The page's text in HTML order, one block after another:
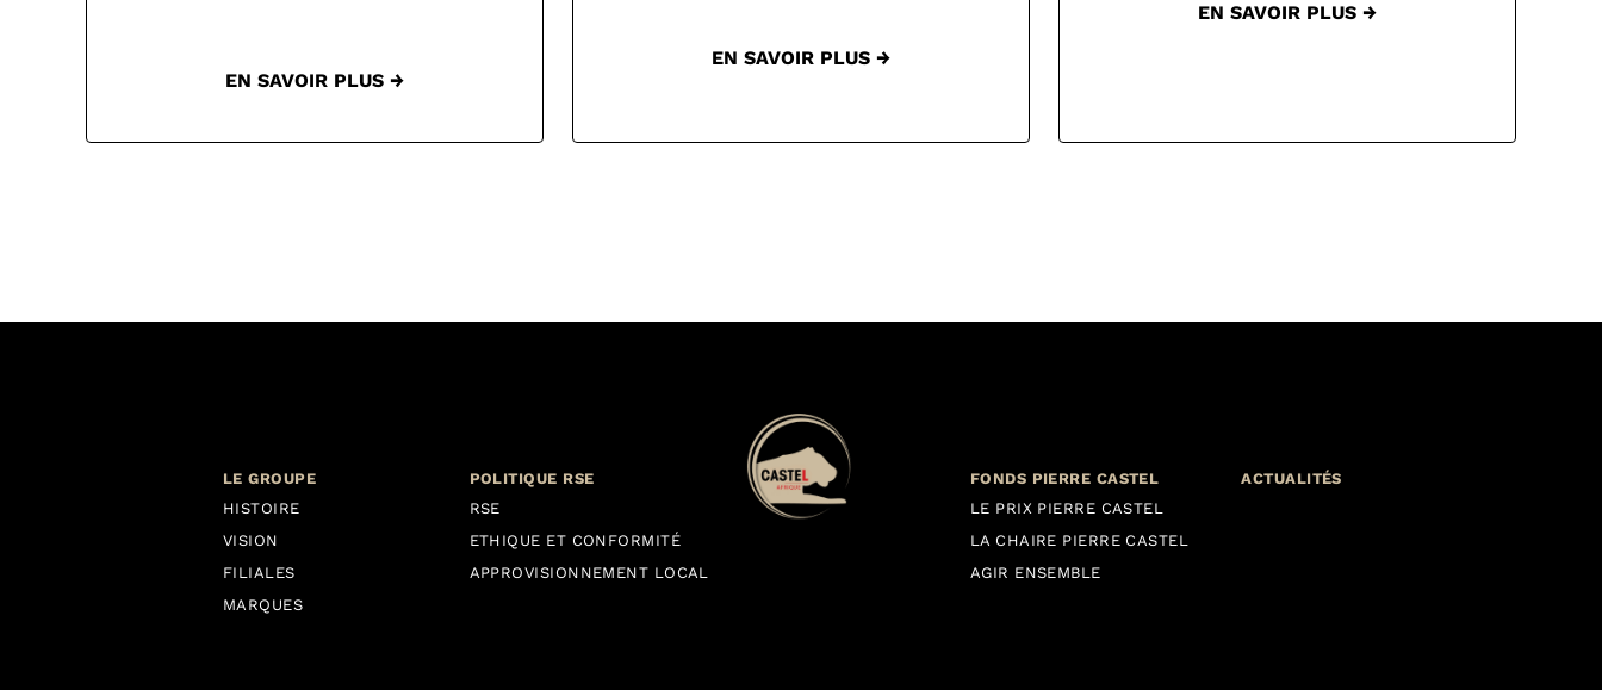
EN SAVOIR PLUS →
EN SAVOIR PLUS →
EN SAVOIR PLUS →
LE GROUPE
HISTOIRE
VISION
FILIALES
MARQUES
POLITIQUE RSE
RSE
ETHIQUE ET CONFORMITÉ
APPROVISIONNEMENT LOCAL
FONDS PIERRE CASTEL
LE PRIX PIERRE CASTEL
LA CHAIRE PIERRE CASTEL
AGIR ENSEMBLE
ACTUALITÉS